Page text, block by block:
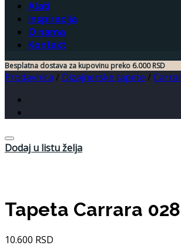
Alati
Inspiracija
O nama
Kontakt
Besplatna dostava za kupovinu preko 6.000 RSD
Prodavnica / Dizajnerske tapete /
Dodaj u listu želja
Tapeta Carrara
10.600 RSD